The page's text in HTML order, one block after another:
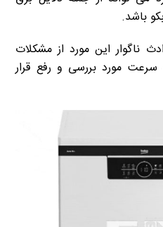
باشد.
ناگوار این مورد از مشکلات
مورد بررسی و رفع قرار